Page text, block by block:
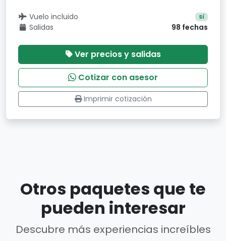
Vuelo incluido Sí
Salidas 98 fechas
Ver precios y salidas
Cotizar con asesor
Imprimir cotización
Otros paquetes que te
pueden interesar
Descubre más experiencias increíbles